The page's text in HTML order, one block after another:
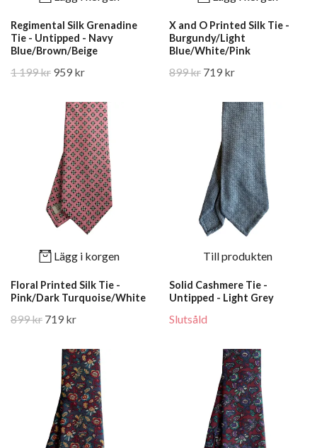
Regimental Silk Grenadine
Tie - Untipped - Navy
Blue/Brown/Beige
1 199 kr 959 kr
X and O Printed Silk Tie -
Burgundy/Light
Blue/White/Pink
899 kr 719 kr
Lägg i korgen
Floral Printed Silk Tie -
Pink/Dark Turquoise/White
899 kr 719 kr
Till produkten
Solid Cashmere Tie -
Untipped - Light Grey
Slutsåld